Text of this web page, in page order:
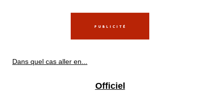
Dans quel cas aller en...
Officiel